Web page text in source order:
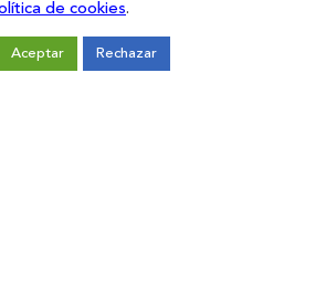
de cookies.
Aceptar Rechazar